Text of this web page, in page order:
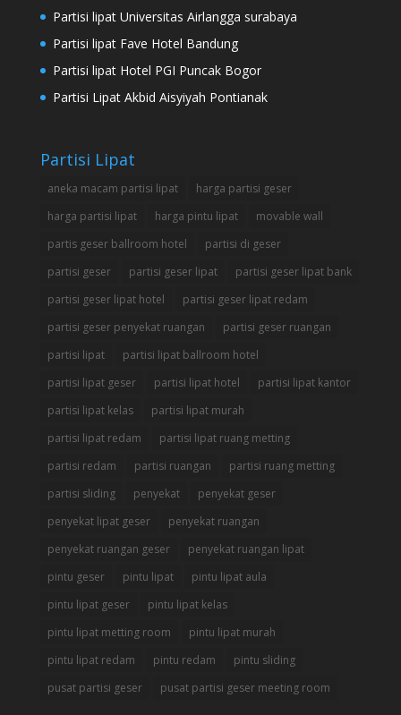
Partisi lipat Universitas Airlangga surabaya
Partisi lipat Fave Hotel Bandung
Partisi lipat Hotel PGI Puncak Bogor
Partisi Lipat Akbid Aisyiyah Pontianak
Partisi Lipat
aneka macam partisi lipat
harga partisi geser
harga partisi lipat
harga pintu lipat
movable wall
partis geser ballroom hotel
partisi di geser
partisi geser
partisi geser lipat
partisi geser lipat bank
partisi geser lipat hotel
partisi geser lipat redam
partisi geser penyekat ruangan
partisi geser ruangan
partisi lipat
partisi lipat ballroom hotel
partisi lipat geser
partisi lipat hotel
partisi lipat kantor
partisi lipat kelas
partisi lipat murah
partisi lipat redam
partisi lipat ruang metting
partisi redam
partisi ruangan
partisi ruang metting
partisi sliding
penyekat
penyekat geser
penyekat lipat geser
penyekat ruangan
penyekat ruangan geser
penyekat ruangan lipat
pintu geser
pintu lipat
pintu lipat aula
pintu lipat geser
pintu lipat kelas
pintu lipat metting room
pintu lipat murah
pintu lipat redam
pintu redam
pintu sliding
pusat partisi geser
pusat partisi geser meeting room